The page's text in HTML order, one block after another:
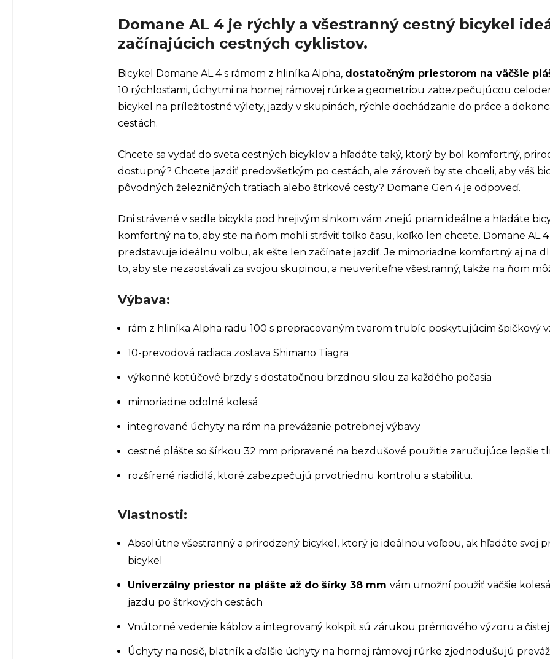
Domane AL 4 je rýchly a všestranný cestný bicykel
začínajúcich cestných cyklistov.
Bicykel Domane AL 4 s rámom z hliníka Alpha, dostatočným priestorom na väčšie
10 rýchlosťami, úchytmi na hornej rámovej rúrke a geometriou zabezpečujúcou
bicykel na príležitostné výlety, jazdy v skupinách, rýchle dochádzanie do práce a
cestách.
Chcete sa vydať do sveta cestných bicyklov a hľadáte taký, ktorý by bol komfortný,
dostupný? Chcete jazdiť predovšetkým po cestách, ale zároveň by ste chceli, aby váš
pôvodných železničných tratiach alebo štrkové cesty? Domane Gen 4 je odpoveď.
Dni strávené v sedle bicykla pod hrejivým slnkom vám znejú priam ideálne a hľadáte
komfortný na to, aby ste na ňom mohli stráviť toľko času, koľko len chcete. Domane AL
predstavuje ideálnu voľbu, ak ešte len začínate jazdiť. Je mimoriadne komfortný aj na
to, aby ste nezaostávali za svojou skupinou, a neuveriteľne všestranný, takže na ňom
Výbava:
rám z hliníka Alpha radu 100 s prepracovaným tvarom trubíc poskytujúcim špičkový
10-prevodová radiaca zostava Shimano Tiagra
výkonné kotúčové brzdy s dostatočnou brzdnou silou za každého počasia
mimoriadne odolné kolesá
integrované úchyty na rám na prevážanie potrebnej výbavy
cestné plášte so šírkou 32 mm pripravené na bezdušové použitie zaručujúce lepšie
rozšírené riadidlá, ktoré zabezpečujú prvotriednu kontrolu a stabilitu.
Vlastnosti:
Absolútne všestranný a prirodzený bicykel, ktorý je ideálnou voľbou, ak hľadáte svoj
bicykel
Univerzálny priestor na plášte až do šírky 38 mm vám umožní použiť väčšie
jazdu po štrkových cestách
Vnútorné vedenie káblov a integrovaný kokpit sú zárukou prémiového výzoru a
Úchyty na nosič, blatník a ďalšie úchyty na hornej rámovej rúrke zjednodušujú